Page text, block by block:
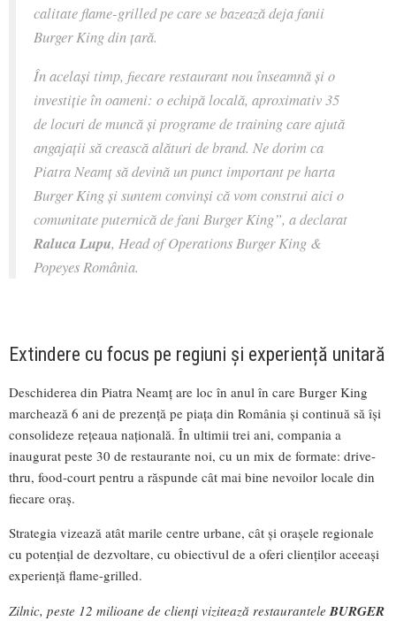
calitate flame-grilled pe care se bazează deja fanii
Burger King din țară.
În același timp, fiecare restaurant nou înseamnă și o
investiție în oameni: o echipă locală, aproximativ 35
de locuri de muncă și programe de training care ajută
angajații să crească alături de brand. Ne dorim ca
Piatra Neamț să devină un punct important pe harta
Burger King și suntem convinși că vom construi aici o
comunitate puternică de fani Burger King”, a declarat
Raluca Lupu, Head of Operations Burger King &
Popeyes România.
Extindere cu focus pe regiuni și experiență unitară
Deschiderea din Piatra Neamț are loc în anul în care Burger King
marchează 6 ani de prezență pe piața din România și continuă să își
consolideze rețeaua națională. În ultimii trei ani, compania a
inaugurat peste 30 de restaurante noi, cu un mix de formate: drive-
thru, food-court pentru a răspunde cât mai bine nevoilor locale din
fiecare oraș.
Strategia vizează atât marile centre urbane, cât și orașele regionale
cu potențial de dezvoltare, cu obiectivul de a oferi clienților aceeași
experiență flame-grilled.
Zilnic, peste 12 milioane de clienți vizitează restaurantele BURGER